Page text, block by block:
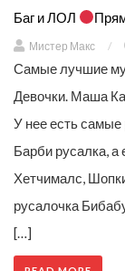
Баг и ЛОЛ
Мистер Макс /
Самые лучшие
Девочки. Маша
У нее есть самые
Барби русалка, а
Хетчималс,
русалочка
[…]